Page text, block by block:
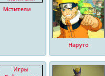
Мстители
Наруто